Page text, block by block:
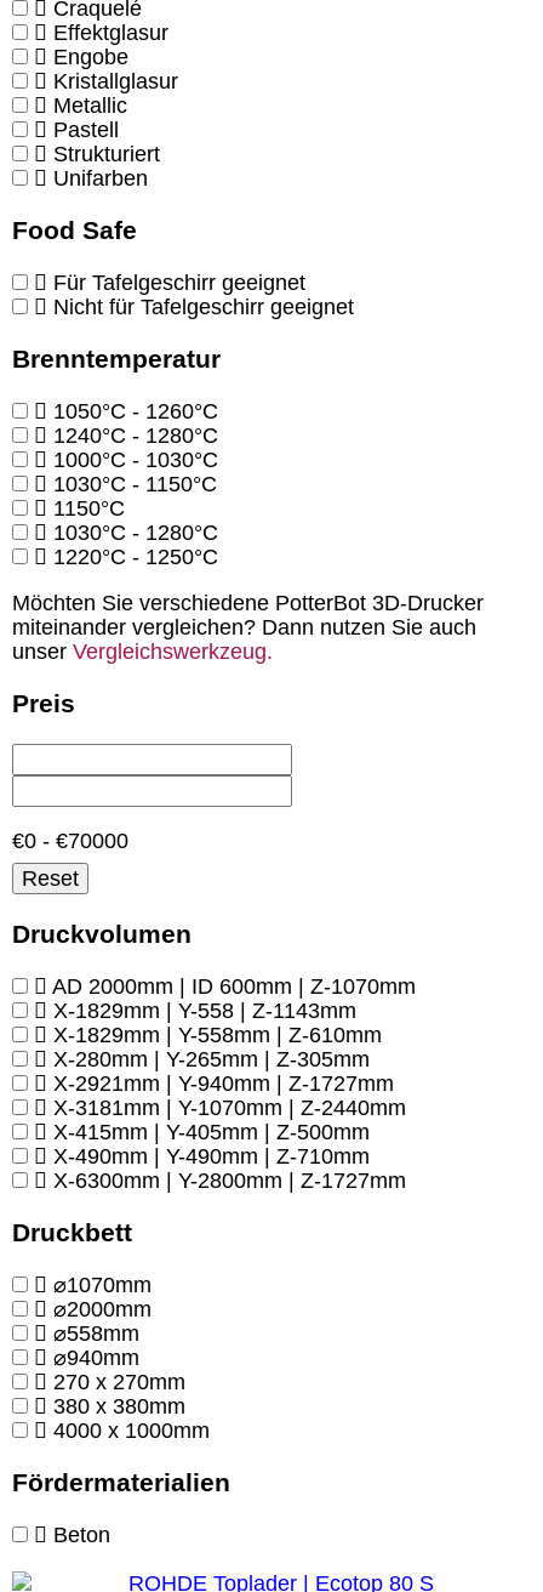
Craquelé
Effektglasur
Engobe
Kristallglasur
Metallic
Pastell
Strukturiert
Unifarben
Food Safe
Für Tafelgeschirr geeignet
Nicht für Tafelgeschirr geeignet
Brenntemperatur
1050°C - 1260°C
1240°C - 1280°C
1000°C - 1030°C
1030°C - 1150°C
1150°C
1030°C - 1280°C
1220°C - 1250°C
Möchten Sie verschiedene PotterBot 3D-Drucker
miteinander vergleichen? Dann nutzen Sie auch
unser Vergleichswerkzeug.
Preis
€0 - €70000
Reset
Druckvolumen
AD 2000mm | ID 600mm | Z-1070mm
X-1829mm | Y-558 | Z-1143mm
X-1829mm | Y-558mm | Z-610mm
X-280mm | Y-265mm | Z-305mm
X-2921mm | Y-940mm | Z-1727mm
X-3181mm | Y-1070mm | Z-2440mm
X-415mm | Y-405mm | Z-500mm
X-490mm | Y-490mm | Z-710mm
X-6300mm | Y-2800mm | Z-1727mm
Druckbett
⌀1070mm
⌀2000mm
⌀558mm
⌀940mm
270 x 270mm
380 x 380mm
4000 x 1000mm
Fördermaterialien
Beton